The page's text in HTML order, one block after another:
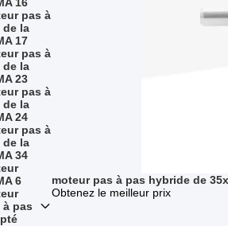
16
pas à
de la
17
pas à
de la
23
pas à
de la
24
pas à
de la
34
6
à pas
moteur pas à pas hybride de
Obtenez le meilleur prix